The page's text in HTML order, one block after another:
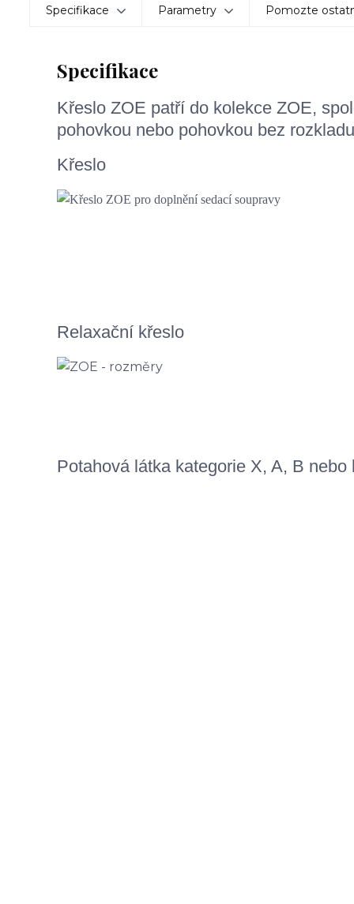
Specifikace Parametry Pomozte
Specifikace
Křeslo ZOE patří do kolekce ZOE,
pohovkou nebo pohovkou bez
Křeslo
Relaxační křeslo
Potahová látka kategorie X, A, B nebo